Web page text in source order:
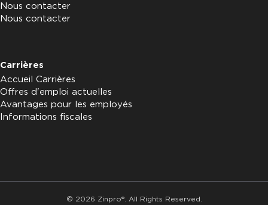
Nous contacter
Nous contacter
Carrières
Accueil Carrières
Offres d'emploi actuelles
Avantages pour les employés
Informations fiscales
© 2026 Zinpro®. All Rights Reserved.